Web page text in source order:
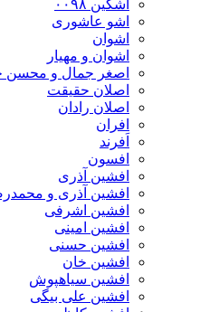
اشکین ۰۰۹۸
اشو عاشوری
اشوان
اشوان و مهیار
اصغر جمال و محسن
اصلان حقیقت
اصلان رادان
افران
اَفرند
افسون
افشین آذری
افشین آذری و
افشین اشرفی
افشین امینی
افشین حسنی
افشین خان
افشین سیاهپوش
افشین علی بیگی